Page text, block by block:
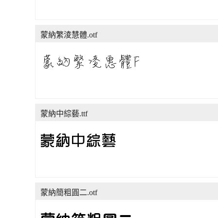
蒙納繁淩慧體.otf
蒙納中綜藝.ttf
蒙納簡粗圓二.otf